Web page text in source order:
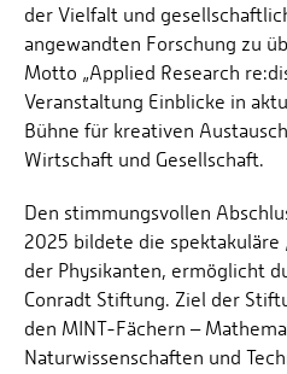
der Vielfalt und
angewandten Forschung zu
Motto „Applied Research
Veranstaltung Einblicke in
Bühne für kreativen
Wirtschaft und Gesellschaft.
Den stimmungsvollen
2025 bildete die spektakuläre
der Physikanten, ermöglicht
Conradt Stiftung. Ziel der
den MINT-Fächern –
Naturwissenschaften und